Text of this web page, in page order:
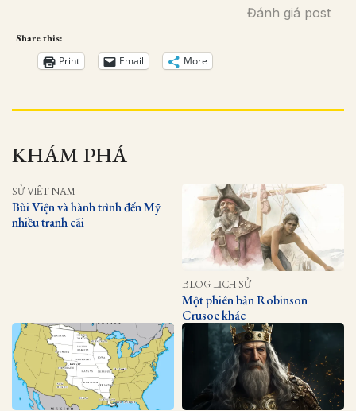
Đánh giá post
Share this:
Print Email More
KHÁM PHÁ
SỬ VIỆT NAM
Bùi Viện và hành trình đến Mỹ
nhiều tranh cãi
BLOG LỊCH SỬ
Một phiên bản Robinson
Crusoe khác